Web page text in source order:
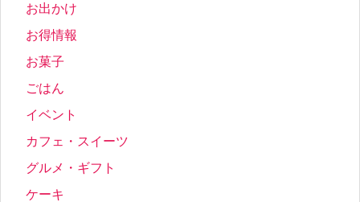
お出かけ
お得情報
お菓子
ごはん
イベント
カフェ・スイーツ
グルメ・ギフト
ケーキ